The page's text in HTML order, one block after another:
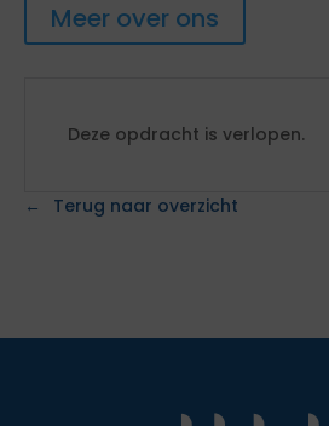
Meer over ons
Deze opdracht is verlopen.
Terug naar overzicht